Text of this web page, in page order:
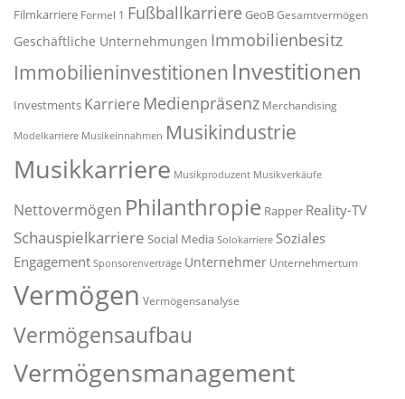
Filmkarriere Formel 1 Fußballkarriere GeoBGesamtvermögen
Geschäftliche Unternehmungen Immobilienbesitz
Immobilieninvestitionen Investitionen
Investments Karriere Medienpräsenz Merchandising
Modelkarriere Musikeinnahmen Musikindustrie
Musikkarriere Musikproduzent Musikverkäufe
Nettovermögen Philanthropie Rapper Reality-TV
Schauspielkarriere Social Media Solokarriere Soziales
Engagement Sponsorenverträge Unternehmer Unternehmertum
Vermögen Vermögensanalyse
Vermögensaufbau
Vermögensmanagement